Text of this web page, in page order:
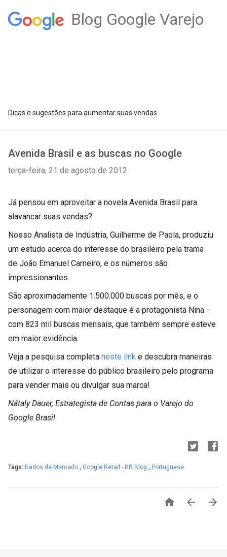
Blog Google Varejo
Dicas e sugestões para aumentar suas vendas.
Avenida Brasil e as buscas no Google
terça-feira, 21 de agosto de 2012
Já pensou em aproveitar a novela Avenida Brasil para
alavancar suas vendas?
Nosso Analista de Indústria, Guilherme de Paola, produziu
um estudo acerca do interesse do brasileiro pela trama
de João Emanuel Carneiro, e os números são
impressionantes.
São aproximadamente 1.500.000 buscas por mês, e o
personagem com maior destaque é a protagonista Nina -
com 823 mil buscas mensais, que também sempre esteve
em maior evidência.
Veja a pesquisa completa neste link e descubra maneiras
de utilizar o interesse do público brasileiro pelo programa
para vender mais ou divulgar sua marca!
Nátaly Dauer, Estrategista de Contas para o Varejo do
Google Brasil
Tags: Dados de Mercado , Google Retail - BR Blog , Portuguese
  